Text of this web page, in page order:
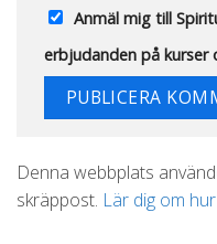
Anmäl mig till
erbjudanden på kurser
Denna webbplats
skräppost. Lär dig om